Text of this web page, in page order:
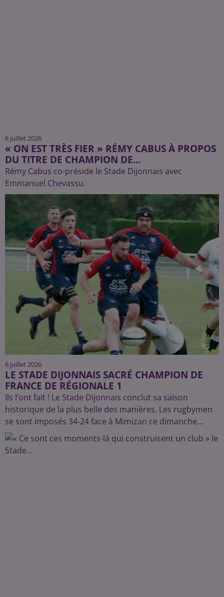
6 juillet 2026
« ON EST TRÈS FIER » RÉMY CABUS À PROPOS
DU TITRE DE CHAMPION DE...
Rémy Cabus co-préside le Stade Dijonnais avec
Emmanuel Chevassu.
6 juillet 2026
LE STADE DIJONNAIS SACRÉ CHAMPION DE
FRANCE DE RÉGIONALE 1
Ils l’ont fait ! Le Stade Dijonnais conclut sa saison
historique de la plus belle des manières. Les rugbymen
se sont imposés 34-24 face à Mimizan ce dimanche...